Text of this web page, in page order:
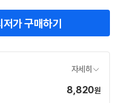
저가 구매하기
자세히
가
8,820원